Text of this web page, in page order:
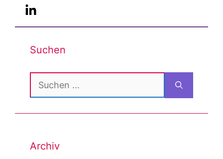
Suchen
Suchen
nach:
Archiv